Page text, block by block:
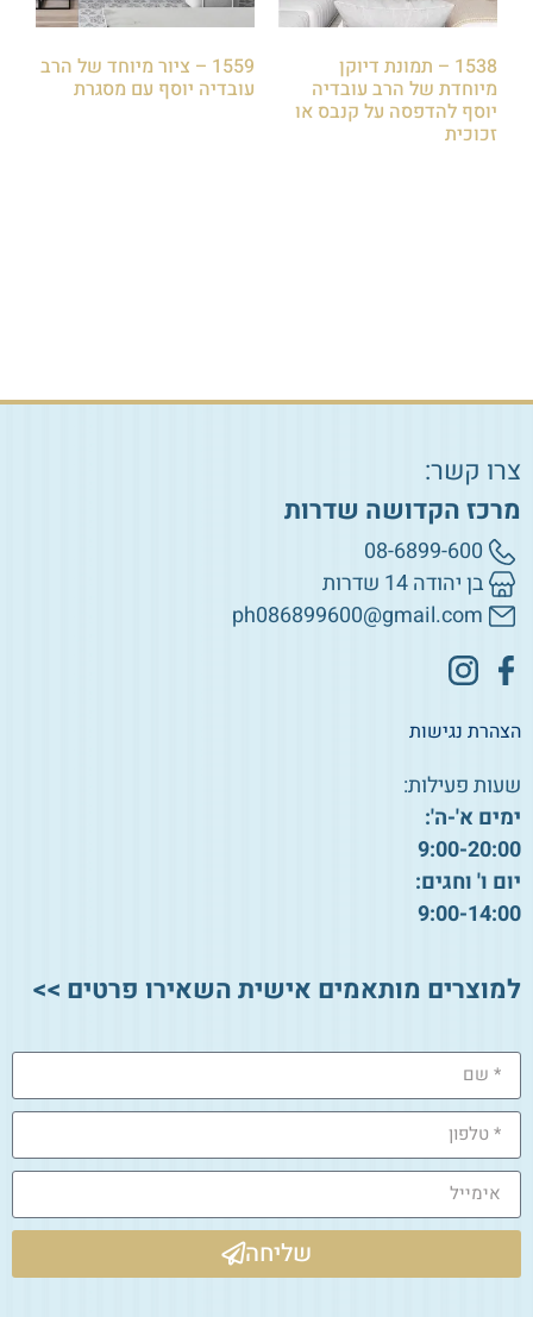
1538 – תמונת דיוקן
מיוחדת של הרב עובדיה
יוסף להדפסה על קנבס או
זכוכית
1559 – ציור מיוחד של הרב
עובדיה יוסף עם מסגרת
צרו קשר:
מרכז הקדושה שדרות
08-6899-600
בן יהודה 14 שדרות
ph086899600@gmail.com
הצהרת נגישות
שעות פעילות:
ימים א'-ה':
9:00-20:00
יום ו' וחגים:
9:00-14:00
למוצרים מותאמים אישית השאירו פרטים >>
שליחה